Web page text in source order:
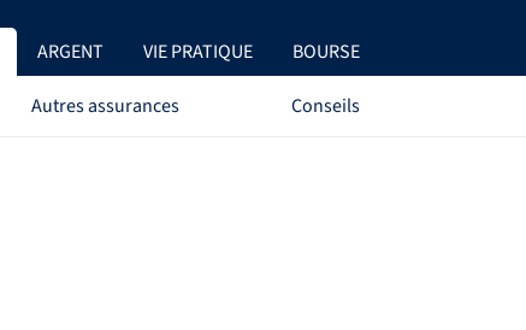
ARGENT VIE PRATIQUE BOURSE
Autres assurances Conseils